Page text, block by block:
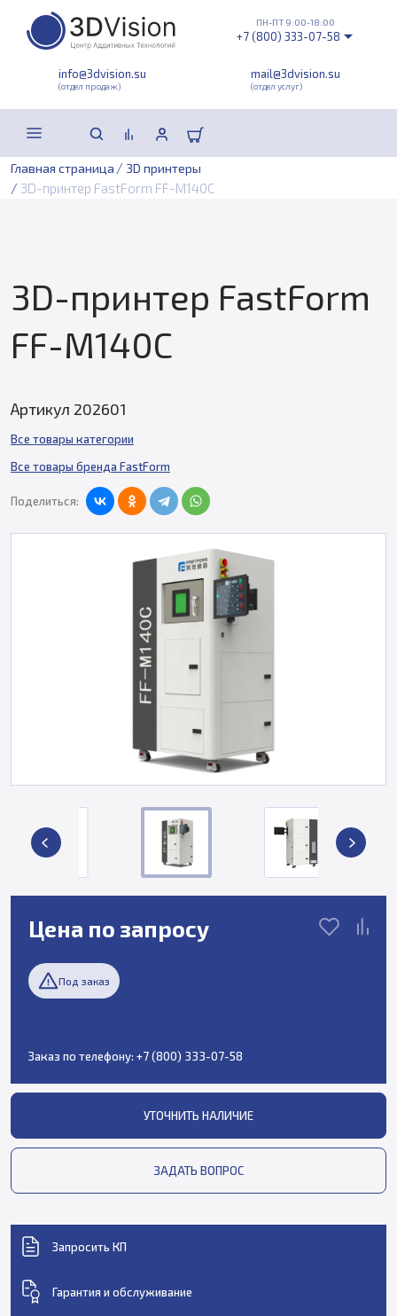
info@3dvision.su
(отдел продаж)
mail@3dvision.su
(отдел услуг)
ПН-ПТ 9:00-18:00
+7 (800) 333-07-58
Главная страница / 3D принтеры
/ 3D-принтер FastForm FF-M140C
3D-принтер FastForm
FF-M140C
Артикул 202601
Все товары категории
Все товары бренда FastForm
Поделиться:
Цена по запросу
Под заказ
Заказ по телефону: +7 (800) 333-07-58
УТОЧНИТЬ НАЛИЧИЕ
ЗАДАТЬ ВОПРОС
Запросить КП
Гарантия и обслуживание